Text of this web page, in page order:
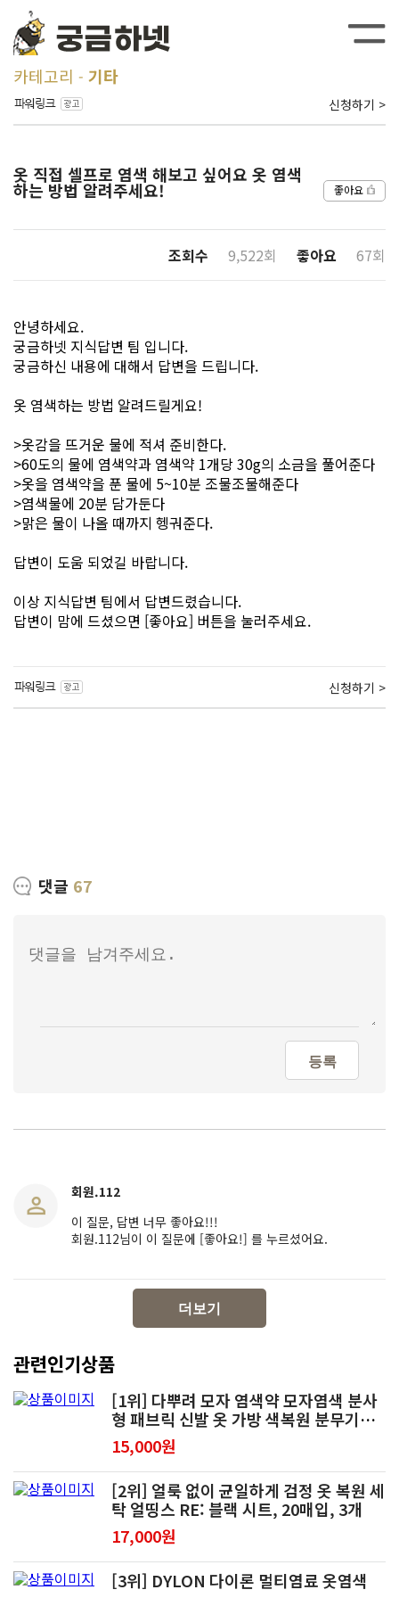
카테고리 기타
신청하기 >
옷 직접 셀프로 염색 해보고 싶어요 옷 염색
하는 방법 알려주세요! 좋아요
조회수 9,522회 좋아요 67회
안녕하세요.
궁금하넷 지식답변 팀 입니다.
궁금하신 내용에 대해서 답변을 드립니다.
옷 염색하는 방법 알려드릴게요!
>옷감을 뜨거운 물에 적셔 준비한다.
>60도의 물에 염색약과 염색약 1개당 30g의 소금을 풀어준다
>옷을 염색약을 푼 물에 5~10분 조물조물해준다
>염색물에 20분 담가둔다
>맑은 물이 나올 때까지 헹궈준다.
답변이 도움 되었길 바랍니다.
이상 지식답변 팀에서 답변드렸습니다.
답변이 맘에 드셨으면 [좋아요] 버튼을 눌러주세요.
신청하기 >
댓글 67
등록
회원.112
이 질문, 답변 너무 좋아요!!!
회원.112님이 이 질문에 [좋아요!] 를 누르셨어요.
더보기
관련인기상품
[1위] 다뿌려 모자 염색약 모자염색 분사
형 패브릭 신발 옷 가방 색복원 분무기
150ml, 블랙
15,000원
[2위] 얼룩 없이 균일하게 검정 옷 복원 세
탁 얼띵스 RE: 블랙 시트, 20매입, 3개
17,000원
[3위] DYLON 다이론 멀티염료 옷염색